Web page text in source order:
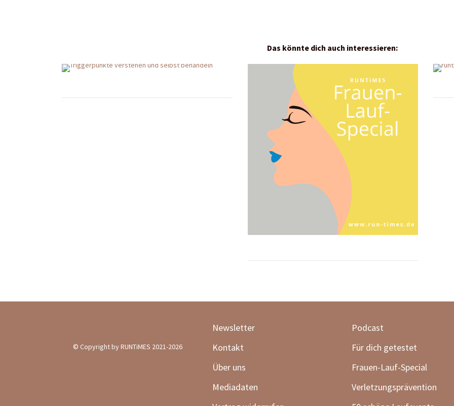
Das könnte dich auch interessieren:
© Copyright by RUNTiMES 2021-2026
Newsletter
Kontakt
Über uns
Mediadaten
Podcast
Für dich getestet
Frauen-Lauf-Special
Verletzungsprävention